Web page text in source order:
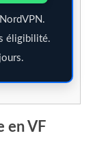
éligibilité.
en VF